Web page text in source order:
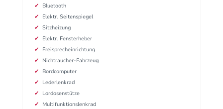
Bluetooth
Elektr. Seitenspiegel
Sitzheizung
Elektr. Fensterheber
Freisprecheinrichtung
Nichtraucher-Fahrzeug
Bordcomputer
Lederlenkrad
Lordosenstütze
Multifunktionslenkrad